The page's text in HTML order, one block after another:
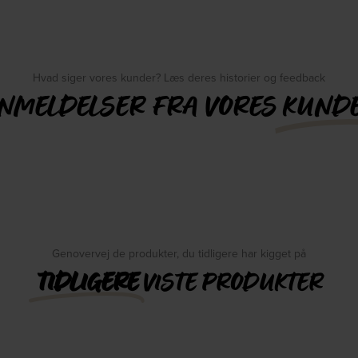
Hvad siger vores kunder? Læs deres historier og feedback
FRA VORES
Genovervej de produkter, du tidligere har kigget på
TIDLIGEREVISTE PRODUKTER